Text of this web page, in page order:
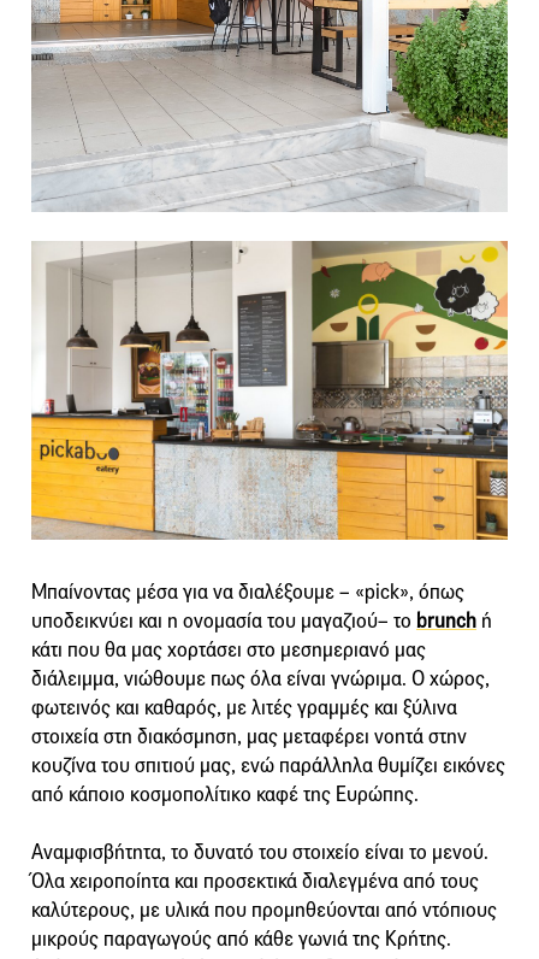
Μπαίνοντας μέσα για να διαλέξουμε – «pick», όπως
υποδεικνύει και η ονομασία του μαγαζιού– το brunch ή
κάτι που θα μας χορτάσει στο μεσημεριανό μας
διάλειμμα, νιώθουμε πως όλα είναι γνώριμα. Ο χώρος,
φωτεινός και καθαρός, με λιτές γραμμές και ξύλινα
στοιχεία στη διακόσμηση, μας μεταφέρει νοητά στην
κουζίνα του σπιτιού μας, ενώ παράλληλα θυμίζει εικόνες
από κάποιο κοσμοπολίτικο καφέ της Ευρώπης.
Αναμφισβήτητα, το δυνατό του στοιχείο είναι το μενού.
Όλα χειροποίητα και προσεκτικά διαλεγμένα από τους
καλύτερους, με υλικά που προμηθεύονται από ντόπιους
μικρούς παραγωγούς από κάθε γωνιά της Κρήτης.